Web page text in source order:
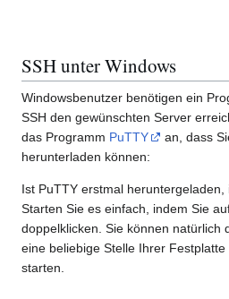
SSH unter Windows
Windowsbenutzer benötigen ein
SSH den gewünschten Server
das Programm PuTTY
an, dass
herunterladen können:
Ist PuTTY erstmal heruntergeladen,
Starten Sie es einfach, indem Sie
doppelklicken. Sie können natürlich
eine beliebige Stelle Ihrer
starten.